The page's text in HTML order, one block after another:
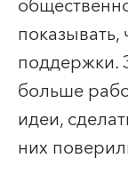
поддержки.
больше
идеи,
них